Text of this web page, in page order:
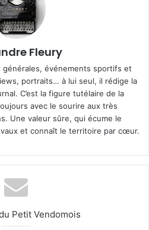
Fleury
événements sportifs et
portraits… à lui seul, il rédige la
C’est la figure tutélaire de la
avec le sourire aux très
Une valeur sûre, qui écume le
et connaît le territoire par cœur.
Petit Vendomois